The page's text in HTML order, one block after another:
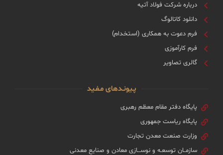
درباره شرکت فولاد آتیه
دانلود کاتالوگ
فرم دعوت به همکاری (استخدام)
فرم کارآموزی
گالری تصاویر
پـیونـدهای مـفـید
پایگاه دفتر مقام معظم رهبری
پایگاه ریاست جمهوری
وزارت صنعت معدن تجارت
سازمــان توسعـه و نوســـازی معادن و صنایع معدنی